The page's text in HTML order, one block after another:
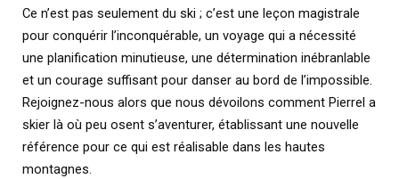
Ce n’est pas seulement du ski ; c’est une leçon magistrale
pour conquérir l’inconquérable, un voyage qui a nécessité
une planification minutieuse, une détermination inébranlable
et un courage suffisant pour danser au bord de l’impossible.
Rejoignez-nous alors que nous dévoilons comment Pierrel a
skier là où peu osent s’aventurer, établissant une nouvelle
référence pour ce qui est réalisable dans les hautes
montagnes.